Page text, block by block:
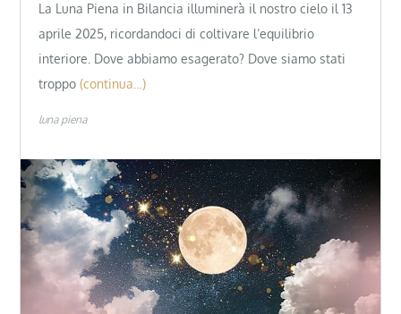
La Luna Piena in Bilancia illuminerà il nostro cielo il 13
aprile 2025, ricordandoci di coltivare l’equilibrio
interiore. Dove abbiamo esagerato? Dove siamo stati
troppo (continua…)
luna piena